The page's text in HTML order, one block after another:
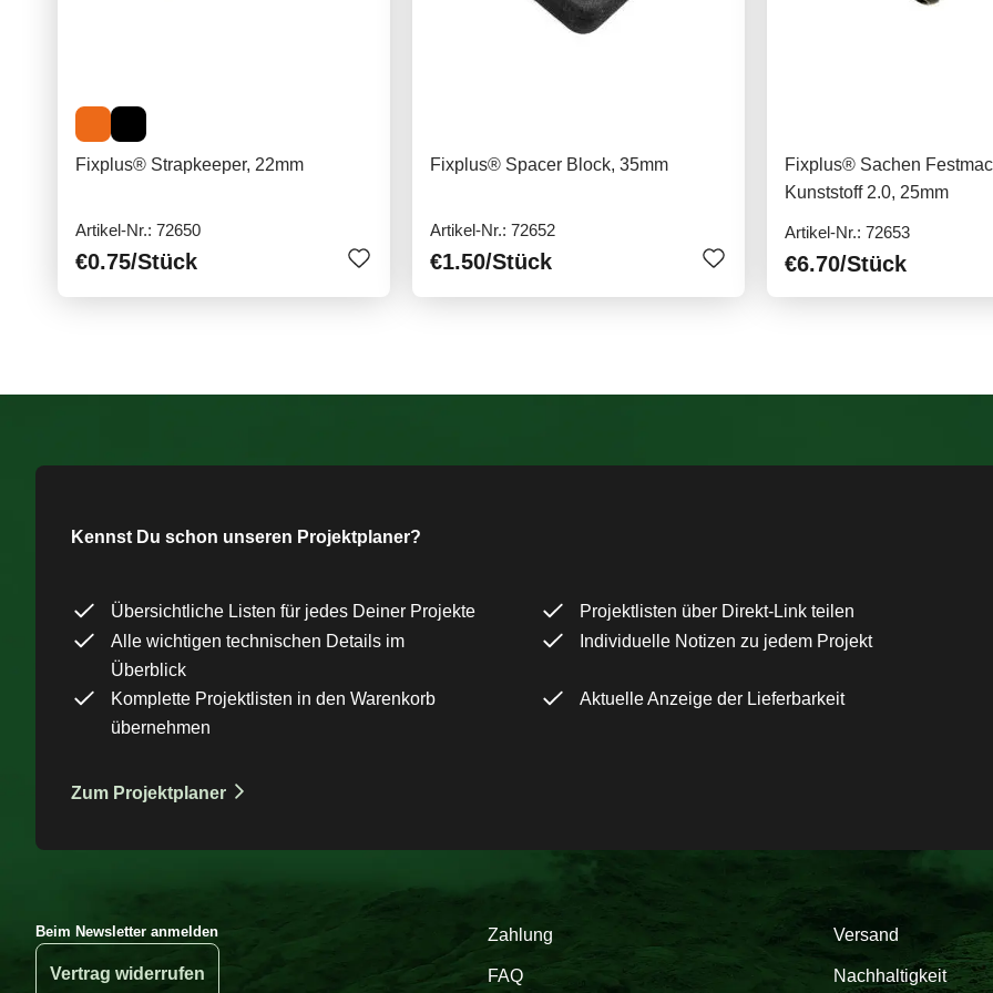
Fixplus® Strapkeeper, 22mm
Artikel-Nr.: 72650
€0.75/Stück
Fixplus® Spacer Block, 35mm
Artikel-Nr.: 72652
€1.50/Stück
Fixplus® Sachen
Kunststoff 2.0, 25mm
Artikel-Nr.: 72653
€6.70/Stück
Kennst Du schon unseren Projektplaner?
Übersichtliche Listen für jedes Deiner Projekte
Projektlisten über Direkt-Link teilen
Alle wichtigen technischen Details im
Überblick
Individuelle Notizen zu jedem Projekt
Komplette Projektlisten in den Warenkorb
übernehmen
Aktuelle Anzeige der Lieferbarkeit
Zum Projektplaner
Beim Newsletter anmelden
Vertrag widerrufen
Zahlung Versand
FAQ Nachhaltigkeit